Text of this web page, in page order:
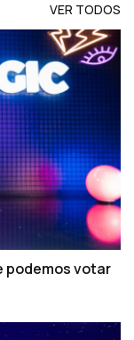
VER TODOS
podemos votar